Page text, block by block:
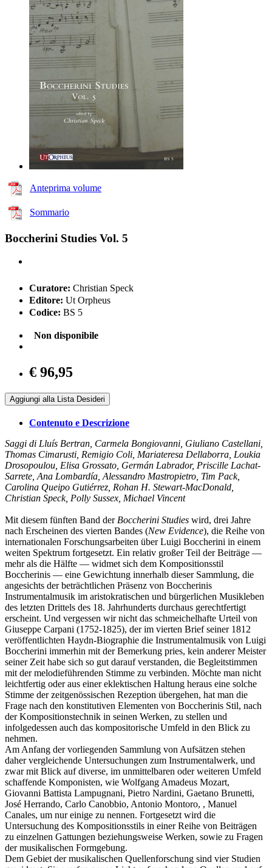
Anteprima volume
Sommario
Boccherini Studies Vol. 5
Curatore: Christian Speck
Editore: Ut Orpheus
Codice: BS 5
Non disponibile
€ 96,95
Aggiungi alla Lista Desideri
Contenuto e Descrizione
Saggi di Lluís Bertran, Carmela Bongiovanni, Giuliano Castellani,
Thomas Cimarusti, Remigio Coli, Mariateresa Dellaborra, Loukia
Drosopoulou, Elisa Grossato, Germán Labrador, Priscille Lachat-
Sarrete, Ana Lombardía, Alessandro Mastropietro, Tim Pack,
Carolina Queipo Gutiérrez, Rohan H. Stewart-MacDonald,
Christian Speck, Polly Sussex, Michael Vincent
Mit diesem fünften Band der Boccherini Studies wird, drei Jahre
nach Erscheinen des vierten Bandes (New Evidence), die Reihe von
internationalen Forschungsarbeiten über Luigi Boccherini in einem
weiten Spektrum fortgesetzt. Ein relativ großer Teil der Beiträge —
mehr als die Hälfte — widmet sich dem Kompositionsstil
Boccherinis — eine Gewichtung innerhalb dieser Sammlung, die
angesichts der beträchtlichen Präsenz von Boccherinis
Instrumentalmusik im aristokratischen und bürgerlichen Musikleben
des letzten Drittels des 18. Jahrhunderts durchaus gerechtfertigt
erscheint. Und vergessen wir nicht das schmeichelhafte Urteil von
Giuseppe Carpani (1752-1825), der im vierten Brief seiner 1812
veröffentlichten Haydn-Biographie die Instrumentalmusik von Luigi
Boccherini immerhin mit der Bemerkung pries, kein anderer Meister
seiner Zeit habe sich so gut darauf verstanden, die Begleitstimmen
mit der melodieführenden Stimme zu verbinden. Möchte man nicht
leichtfertig oder aus einer eklektischen Haltung heraus eine solche
Stimme der zeitgenössischen Rezeption übergehen, hat man die
Frage nach den konstitutiven Elementen von Boccherinis Stil, nach
der Kompositionstechnik in seinen Werken, zu stellen und
infolgedessen auch das kompositorische Umfeld in den Blick zu
nehmen.
Am Anfang der vorliegenden Sammlung von Aufsätzen stehen
daher vergleichende Untersuchungen zum Instrumentalwerk, und
zwar mit Blick auf diverse, im unmittelbaren oder weiteren Umfeld
schaffende Komponisten, wie Wolfgang Amadeus Mozart,
Giovanni Battista Lampugnani, Pietro Nardini, Gaetano Brunetti,
José Herrando, Carlo Canobbio, Antonio Montoro, , Manuel
Canales, um nur einige zu nennen. Fortgesetzt wird die
Untersuchung des Kompositionsstils in einer Reihe von Beiträgen
zu einzelnen Gattungen beziehungsweise Werken, sowie zu Fragen
der musikalischen Formgebung.
Dem Gebiet der musikalischen Quellenforschung sind vier Studien